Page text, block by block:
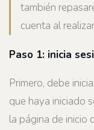
también
cuenta al
Paso 1: inicia
Primero, debe
que haya iniciado
la página de inicio